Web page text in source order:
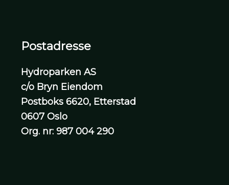
Postadresse
Hydroparken AS
c/o Bryn Eiendom
Postboks 6620, Etterstad
0607 Oslo
Org. nr: 987 004 290